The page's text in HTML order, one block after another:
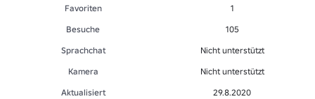
Favoriten
1
Besuche
105
Sprachchat
Nicht unterstützt
Kamera
Nicht unterstützt
Aktualisiert
29.8.2020